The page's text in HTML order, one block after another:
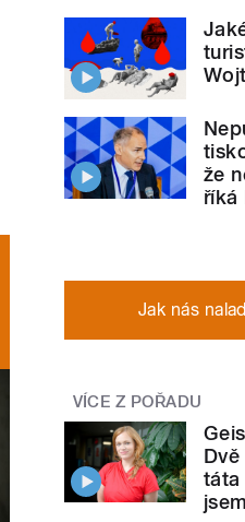
že
říká
Jak nás
VÍCE Z POŘADU
táta